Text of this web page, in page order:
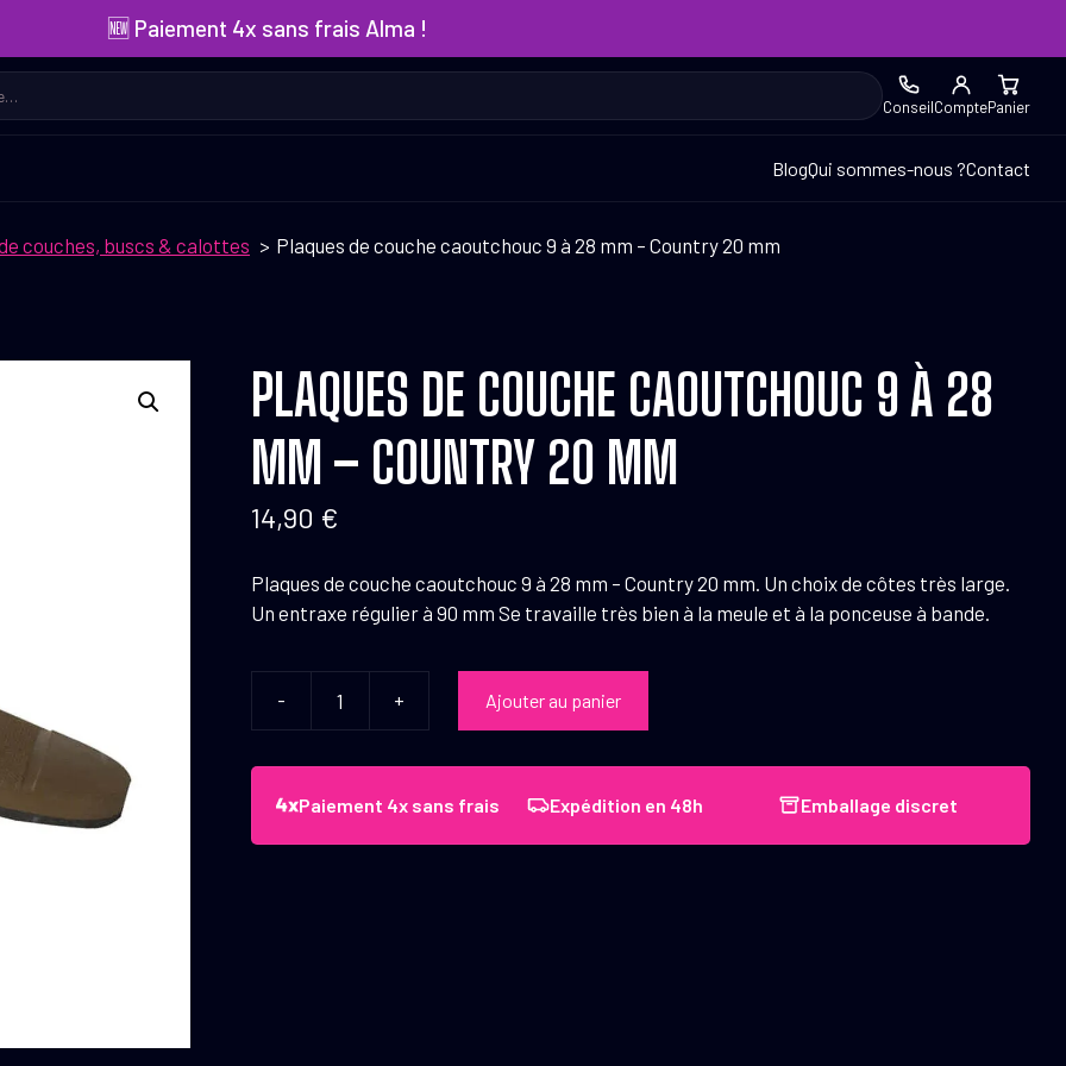
🆕 Paiement 4x sans frais Alma !
ConseilComptePanier
BlogQui sommes-nous ?Contact
couches, buscs & calottes Plaques de couche caoutchouc 9 à 28 mm – Country 20 mm
PLAQUES DE COUCHE CAOUTCHOUC 9 À 28
MM – COUNTRY 20 MM
14,90 €
Plaques de couche caoutchouc 9 à 28 mm – Country 20 mm. Un choix de côtes très large.
Un entraxe régulier à 90 mm Se travaille très bien à la meule et à la ponceuse à bande.
-
Plaques
+ Ajouter au panier
Paiement 4x sans frais Expédition en 48h Emballage discret